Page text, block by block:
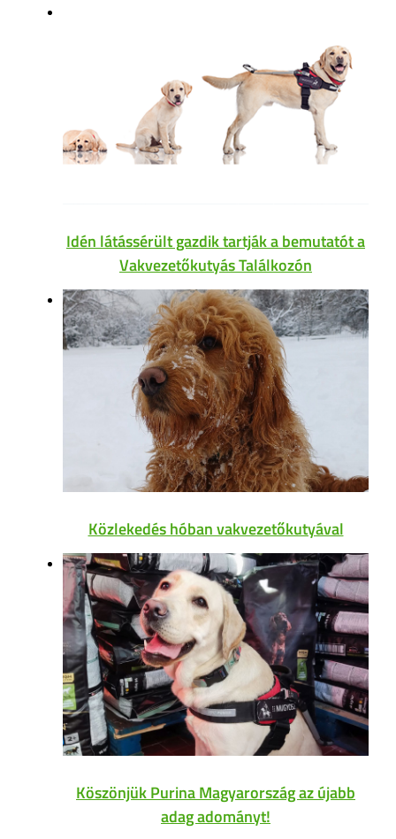
Idén látássérült gazdik tartják a bemutatót a
Vakvezetőkutyás Találkozón
Közlekedés hóban vakvezetőkutyával
Köszönjük Purina Magyarország az újabb
adag adományt!